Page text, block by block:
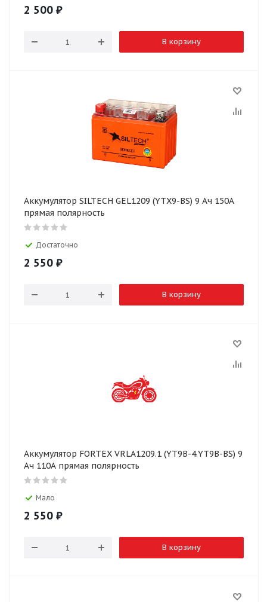
2 500 ₽
В корзину
Аккумулятор SILTECH GEL1209 (YTX9-BS) 9 Ач 150А
прямая полярность
Достаточно
2 550 ₽
В корзину
Аккумулятор FORTEX VRLA1209.1 (YT9B-4.YT9B-BS) 9
Ач 110А прямая полярность
Мало
2 550 ₽
В корзину